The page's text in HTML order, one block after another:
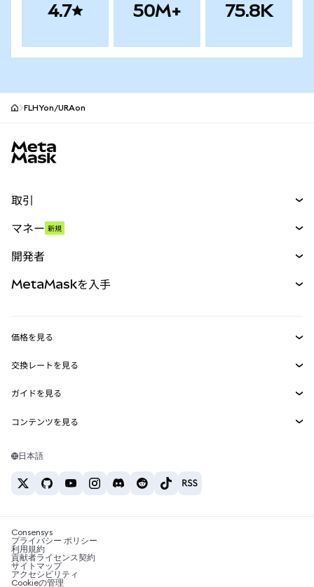
4.7 50M+ 75.8K
FLHYon/URAon
取引
パーペチュアル
RWA
マネー 新規
開発者
MetaMask Connect
Snaps
Web3サービス
MetaMaskを入手
セキュリティ
サポート
キャリア
お問い合わせ
価格を見る
イーサリアムの価格
Solanaの価格
Tetherの価格
交換レートを見る
ETH→USD
USDT→INR
BTC→INR
ETH→USDT
ガイドを見る
ETHの購入
USDTの購入
SHIBの購入
BNBの購入
コンテンツを見る
Solanaウォレット
税制関連ニュース
暗号資産の購入方法は？
ビットコインを売るには？
日本語
Consensys
プライバシー ポリシー
利用規約
貢献者ライセンス契約
サイトマップ
アクセシビリティ
Cookieの管理